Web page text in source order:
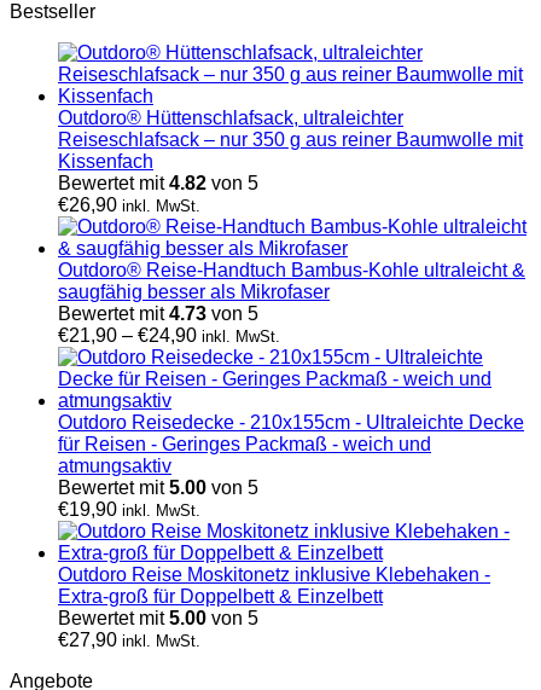
Bestseller
Outdoro® Hüttenschlafsack, ultraleichter
Reiseschlafsack – nur 350 g aus reiner Baumwolle mit
Kissenfach
Bewertet mit4.82 von 5
€26,90 inkl. MwSt.
Outdoro® Reise-Handtuch Bambus-Kohle ultraleicht &
saugfähig besser als Mikrofaser
Bewertet mit4.73 von 5
€21,90 – €24,90 inkl. MwSt.
Outdoro Reisedecke - 210x155cm - Ultraleichte Decke
für Reisen - Geringes Packmaß - weich und
atmungsaktiv
Bewertet mit5.00 von 5
€19,90 inkl. MwSt.
Outdoro Reise Moskitonetz inklusive Klebehaken -
Extra-groß für Doppelbett & Einzelbett
Bewertet mit5.00 von 5
€27,90 inkl. MwSt.
Angebote